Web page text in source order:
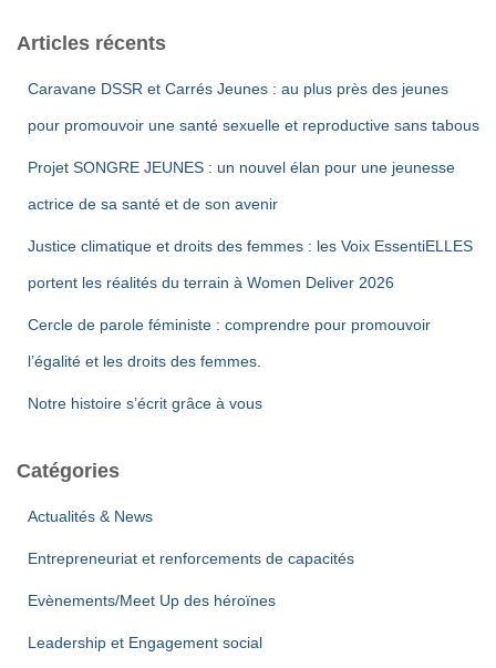
rArticles récents
Caravane DSSR et Carrés Jeunes : au plus près des jeunes
pour promouvoir une santé sexuelle et reproductive sans tabous
Projet SONGRE JEUNES : un nouvel élan pour une jeunesse
actrice de sa santé et de son avenir
Justice climatique et droits des femmes : les Voix EssentiELLES
portent les réalités du terrain à Women Deliver 2026
Cercle de parole féministe : comprendre pour promouvoir
l’égalité et les droits des femmes.
Notre histoire s’écrit grâce à vous
Catégories
Actualités & News
Entrepreneuriat et renforcements de capacités
Evènements/Meet Up des héroïnes
Leadership et Engagement social